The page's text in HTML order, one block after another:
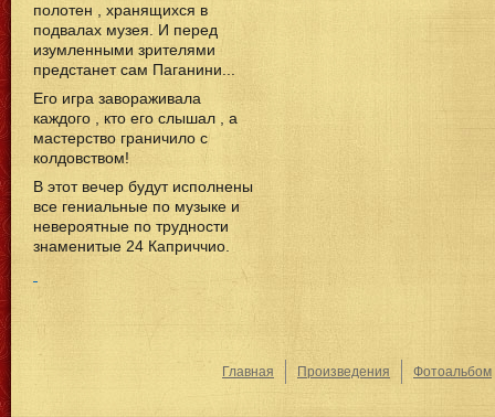
полотен , хранящихся в
подвалах музея. И перед
изумленными зрителями
предстанет сам Паганини...
Его игра завораживала
каждого , кто его слышал , а
мастерство граничило с
колдовством!
В этот вечер будут исполнены
все гениальные по музыке и
невероятные по трудности
знаменитые 24 Каприччио.
Главная Произведения Фотоальбом